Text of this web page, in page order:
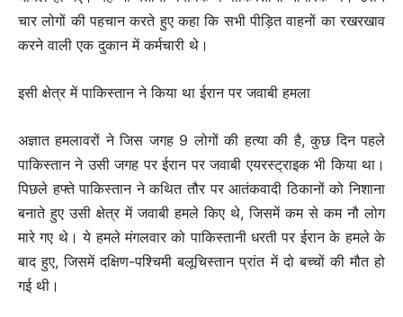
चार लोगों की पहचान करते हुए कहा कि सभी पीड़ित वाहनों का रखरखाव
करने वाली एक दुकान में कर्मचारी थे।
इसी क्षेत्र में पाकिस्तान ने किया था ईरान पर जवाबी हमला
अज्ञात हमलावरों ने जिस जगह 9 लोगों की हत्या की है, कुछ दिन पहले
पाकिस्तान ने उसी जगह पर ईरान पर जवाबी एयरस्ट्राइक भी किया था।
पिछले हफ्ते पाकिस्तान ने कथित तौर पर आतंकवादी ठिकानों को निशाना
बनाते हुए उसी क्षेत्र में जवाबी हमले किए थे, जिसमें कम से कम नौ लोग
मारे गए थे। ये हमले मंगलवार को पाकिस्तानी धरती पर ईरान के हमले के
बाद हुए, जिसमें दक्षिण-पश्चिमी बलूचिस्तान प्रांत में दो बच्चों की मौत हो
गई थी।